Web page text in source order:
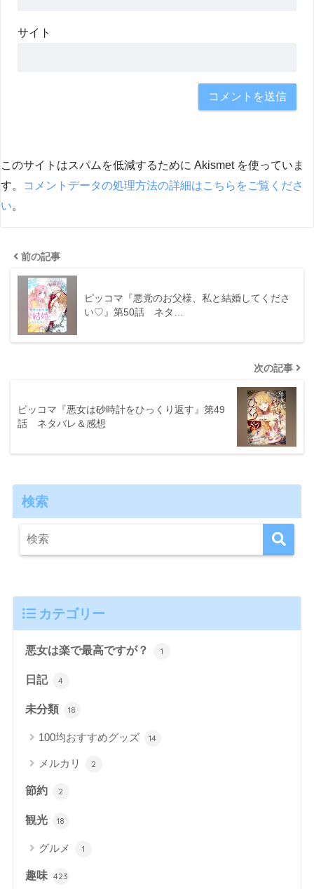
サイト
このサイトはスパムを低減するために Akismet を使っていま
す。
コメントデータの処理方法の詳細はこちらをご覧くださ
い。
前の記事
ピッコマ『悪党のお父様、私と結婚してくださ
い♡』第50話 ネタ…
次の記事
ピッコマ『悪女は砂時計をひっくり返す』第49
話 ネタバレ＆感想
検索
カテゴリー
悪女は楽で最高ですが？ 1
日記 4
未分類 18
100均おすすめグッズ 14
メルカリ 2
節約 2
観光 18
グルメ 1
趣味 423